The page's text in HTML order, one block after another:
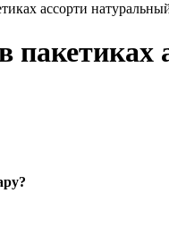
ассорти